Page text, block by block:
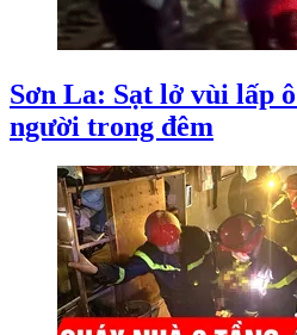
Sơn La: Sạt lở vùi lấp
người trong đêm